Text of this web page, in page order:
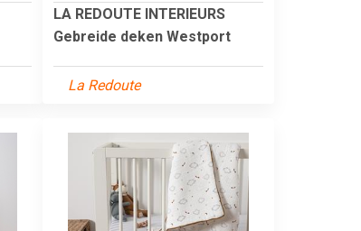
LA REDOUTE INTERIEURS
Gebreide deken Westport
La Redoute